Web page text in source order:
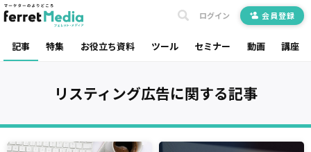
記事 特集 お役立ち資料 ツール セミナー 動画 講座
ログイン 会員登録
リスティング広告に関する記事